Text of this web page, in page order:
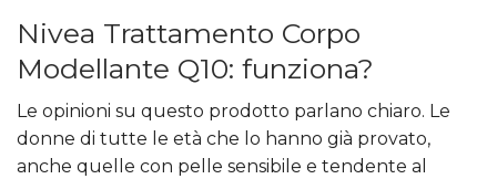
Nivea Trattamento Corpo
Modellante Q10: funziona?
Le opinioni su questo prodotto parlano chiaro. Le
donne di tutte le età che lo hanno già provato,
anche quelle con pelle sensibile e tendente al